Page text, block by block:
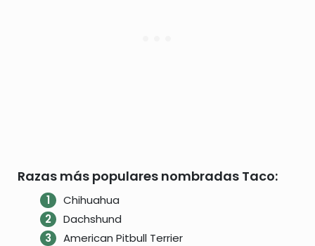
Razas más populares nombradas Taco:
Chihuahua
Dachshund
American Pitbull Terrier